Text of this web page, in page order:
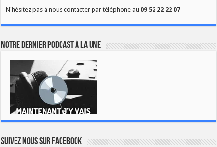
N'hésitez pas à nous contacter par téléphone au 09 52 22 22 07
Notre dernier podcast à la une
Suivez nous sur Facebook